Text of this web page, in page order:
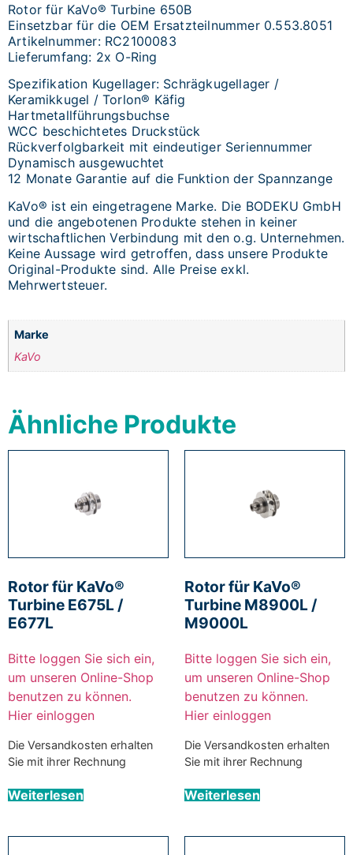
Rotor für KaVo® Turbine 650B
Einsetzbar für die OEM Ersatzteilnummer 0.553.8051
Artikelnummer: RC2100083
Lieferumfang: 2x O-Ring
Spezifikation Kugellager: Schrägkugellager /
Keramikkugel / Torlon® Käfig
Hartmetallführungsbuchse
WCC beschichtetes Druckstück
Rückverfolgbarkeit mit eindeutiger Seriennummer
Dynamisch ausgewuchtet
12 Monate Garantie auf die Funktion der Spannzange
KaVo® ist ein eingetragene Marke. Die BODEKU GmbH
und die angebotenen Produkte stehen in keiner
wirtschaftlichen Verbindung mit den o.g. Unternehmen.
Keine Aussage wird getroffen, dass unsere Produkte
Original-Produkte sind. Alle Preise exkl.
Mehrwertsteuer.
Marke
KaVo
Ähnliche Produkte
Rotor für KaVo®
Turbine E675L /
E677L
Bitte loggen Sie sich ein,
um unseren Online-Shop
benutzen zu können.
Hier einloggen
Die Versandkosten erhalten
Sie mit ihrer Rechnung
Weiterlesen
Rotor für KaVo®
Turbine M8900L /
M9000L
Bitte loggen Sie sich ein,
um unseren Online-Shop
benutzen zu können.
Hier einloggen
Die Versandkosten erhalten
Sie mit ihrer Rechnung
Weiterlesen